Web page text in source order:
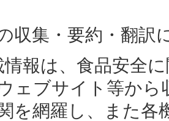
収集・要約・翻訳
報は、食品安全
ェブサイト等か
を網羅し、また各